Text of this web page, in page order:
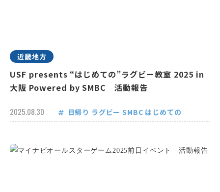
近畿地方
USF presents “はじめての”ラグビー教室 2025 in
大阪 Powered by SMBC 活動報告
2025.08.30 日帰り ラグビー SMBC はじめての